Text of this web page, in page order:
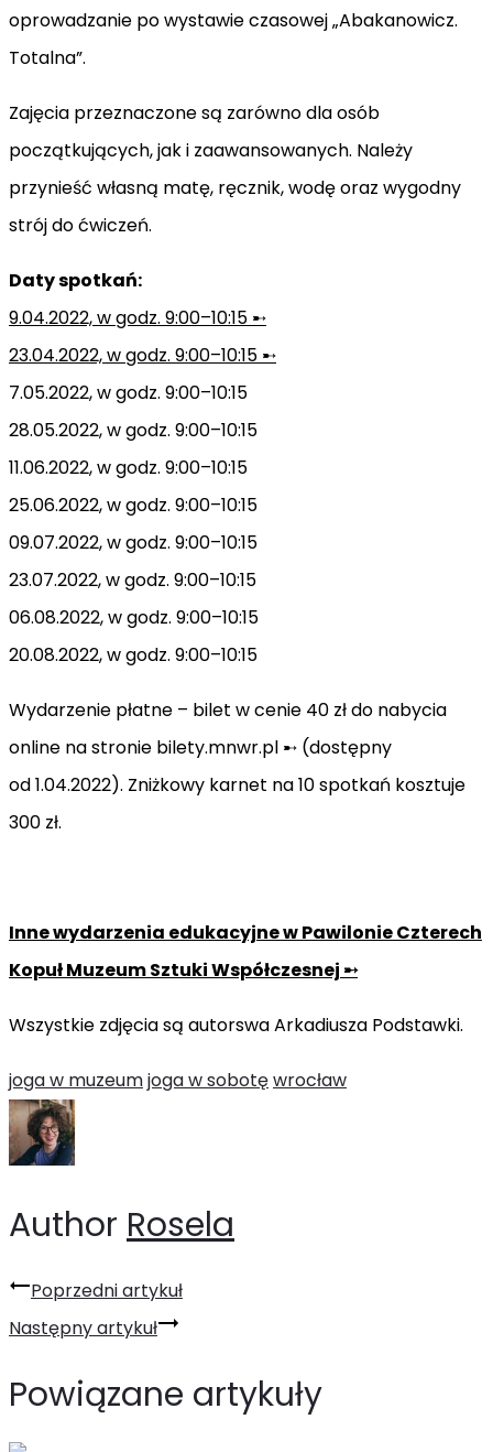
oprowadzanie po wystawie czasowej „Abakanowicz.
Totalna”.
Zajęcia przeznaczone są zarówno dla osób
początkujących, jak i zaawansowanych. Należy
przynieść własną matę, ręcznik, wodę oraz wygodny
strój do ćwiczeń.
Daty spotkań:
9.04.2022, w godz. 9:00–10:15 ➸
23.04.2022, w godz. 9:00–10:15 ➸
7.05.2022, w godz. 9:00–10:15
28.05.2022, w godz. 9:00–10:15
11.06.2022, w godz. 9:00–10:15
25.06.2022, w godz. 9:00–10:15
09.07.2022, w godz. 9:00–10:15
23.07.2022, w godz. 9:00–10:15
06.08.2022, w godz. 9:00–10:15
20.08.2022, w godz. 9:00–10:15
Wydarzenie płatne – bilet w cenie 40 zł do nabycia
online na stronie bilety.mnwr.pl ➸ (dostępny
od 1.04.2022). Zniżkowy karnet na 10 spotkań kosztuje
300 zł.
Inne wydarzenia edukacyjne w Pawilonie Czterech
Kopuł Muzeum Sztuki Współczesnej ➸
Wszystkie zdjęcia są autorswa Arkadiusza Podstawki.
joga w muzeumjoga w sobotęwrocław
Author Rosela
Nawigacja
wpisu
Poprzedni artykuł
Następny artykuł
Powiązane artykuły